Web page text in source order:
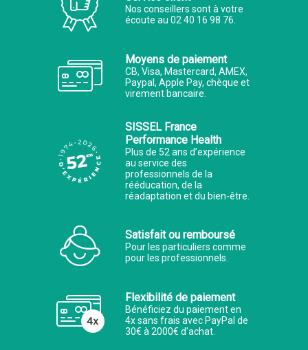
Nos conseillers sont à votre
écoute au 02 40 16 98 76.
Moyens de paiement
CB, Visa, Mastercard, AMEX,
Paypal, Apple Pay, chèque et
virement bancaire.
SISSEL France
Performance Health
Plus de 52 ans d’expérience
au service des
professionnels de la
rééducation, de la
réadaptation et du bien-être.
Satisfait ou remboursé
Pour les particuliers comme
pour les professionnels.
Flexibilité de paiement
Bénéficiez du paiement en
4x sans frais avec PayPal de
30€ à 2000€ d'achat.